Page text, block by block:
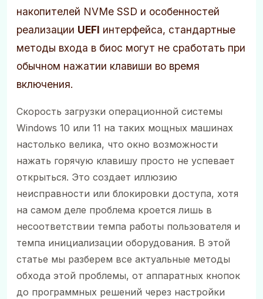
накопителей NVMe SSD и особенностей
реализации UEFI интерфейса, стандартные
методы входа в биос могут не сработать при
обычном нажатии клавиши во время
включения.
Скорость загрузки операционной системы
Windows 10 или 11 на таких мощных машинах
настолько велика, что окно возможности
нажать горячую клавишу просто не успевает
открыться. Это создает иллюзию
неисправности или блокировки доступа, хотя
на самом деле проблема кроется лишь в
несоответствии темпа работы пользователя и
темпа инициализации оборудования. В этой
статье мы разберем все актуальные методы
обхода этой проблемы, от аппаратных кнопок
до программных решений через настройки